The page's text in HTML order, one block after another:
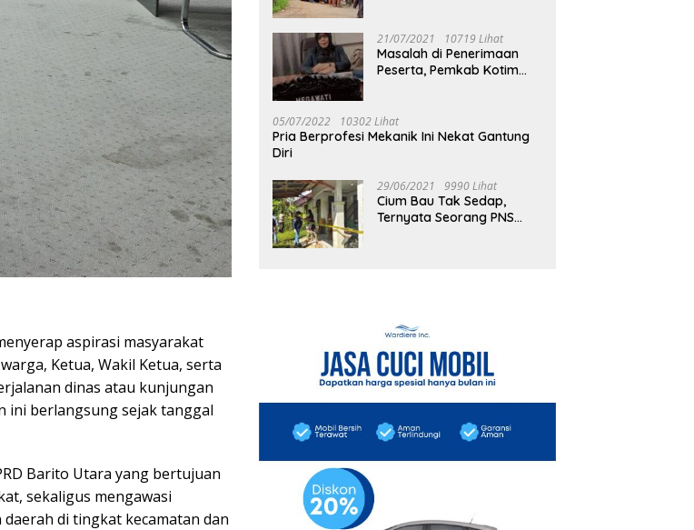
aspirasi masyarakat
Ketua, Wakil Ketua, serta
dinas atau kunjungan
ini berlangsung sejak tanggal
Barito Utara yang bertujuan
sekaligus mengawasi
di tingkat kecamatan dan
21/07/2021 10719 Lihat
Masalah di Penerimaan
Peserta, Pemkab Kotim
05/07/2022 10302 Lihat
Pria Berprofesi Mekanik Ini Nekat Gantung
Diri
29/06/2021 9990 Lihat
Cium Bau Tak Sedap,
Ternyata Seorang PNS